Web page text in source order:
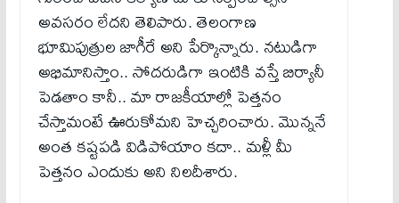
అవసరం లేదని తెలిపారు. తెలంగాణ
భూమిపుత్రుల జాగీరే అని పేర్కొన్నారు. నటుడిగా
అభిమానిస్తాం.. సోదరుడిగా ఇంటికి వస్తే బిర్యానీ
పెడతాం కానీ.. మా రాజకీయాల్లో పెత్తనం
చేస్తామంటే ఊరుకోమని హెచ్చరించారు. మొన్ననే
అంత కష్టపడి విడిపోయాం కదా.. మళ్లీ మీ
పెత్తనం ఎందుకు అని నిలదీశారు.